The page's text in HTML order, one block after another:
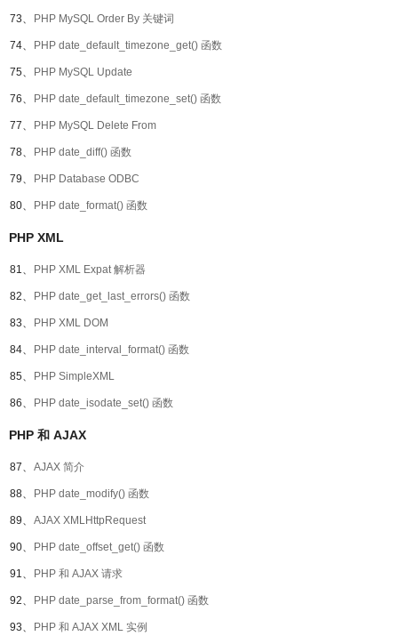
73、 PHP MySQL Order By 关键词
74、 PHP date_default_timezone_get() 函数
75、 PHP MySQL Update
76、 PHP date_default_timezone_set() 函数
77、 PHP MySQL Delete From
78、 PHP date_diff() 函数
79、 PHP Database ODBC
80、 PHP date_format() 函数
PHP XML
81、 PHP XML Expat 解析器
82、 PHP date_get_last_errors() 函数
83、 PHP XML DOM
84、 PHP date_interval_format() 函数
85、 PHP SimpleXML
86、 PHP date_isodate_set() 函数
PHP 和 AJAX
87、 AJAX 简介
88、 PHP date_modify() 函数
89、 AJAX XMLHttpRequest
90、 PHP date_offset_get() 函数
91、 PHP 和 AJAX 请求
92、 PHP date_parse_from_format() 函数
93、 PHP 和 AJAX XML 实例